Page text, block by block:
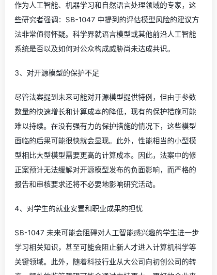
作为人工智能、机器学习和自然语言处理领域的专家，这
些研究者强调：SB-1047 中提到的评估模型风险的建议方
法非常值得怀疑。科学界就语言模型或其他前沿人工智能
系统是否以及如何对公众构成威胁尚未达成共识。
3、对开源模型的保护不足
尽管法案提到未来可能对开源模型提供特例，但由于参数
数量的快速增长和计算成本的降低，现有的保护措施可能
难以持续。在没有强有力的保护措施的情况下，这些模型
面临的后果可能很快就会显现。此外，性能相当的小型模
型相比大型模型需要更高的计算成本。因此，法案中的修
正案预计无法缓解对开源模型发布的负面影响，而严格的
报告和审核要求还将不必要地影响研究活动。
4、对学生的就业安置和职业成果的担忧
SB-1047 未来可能会阻碍对人工智能感兴趣的学生进一步
学习相关知识，甚至可能会阻止新人才进入计算机科学等
关键领域。此外，随着科技行业从大公司向初创公司的转